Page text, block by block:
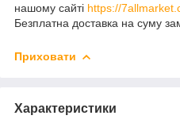
нашому сайті https://
Безплатна доставка на суму
Приховати
Характеристики